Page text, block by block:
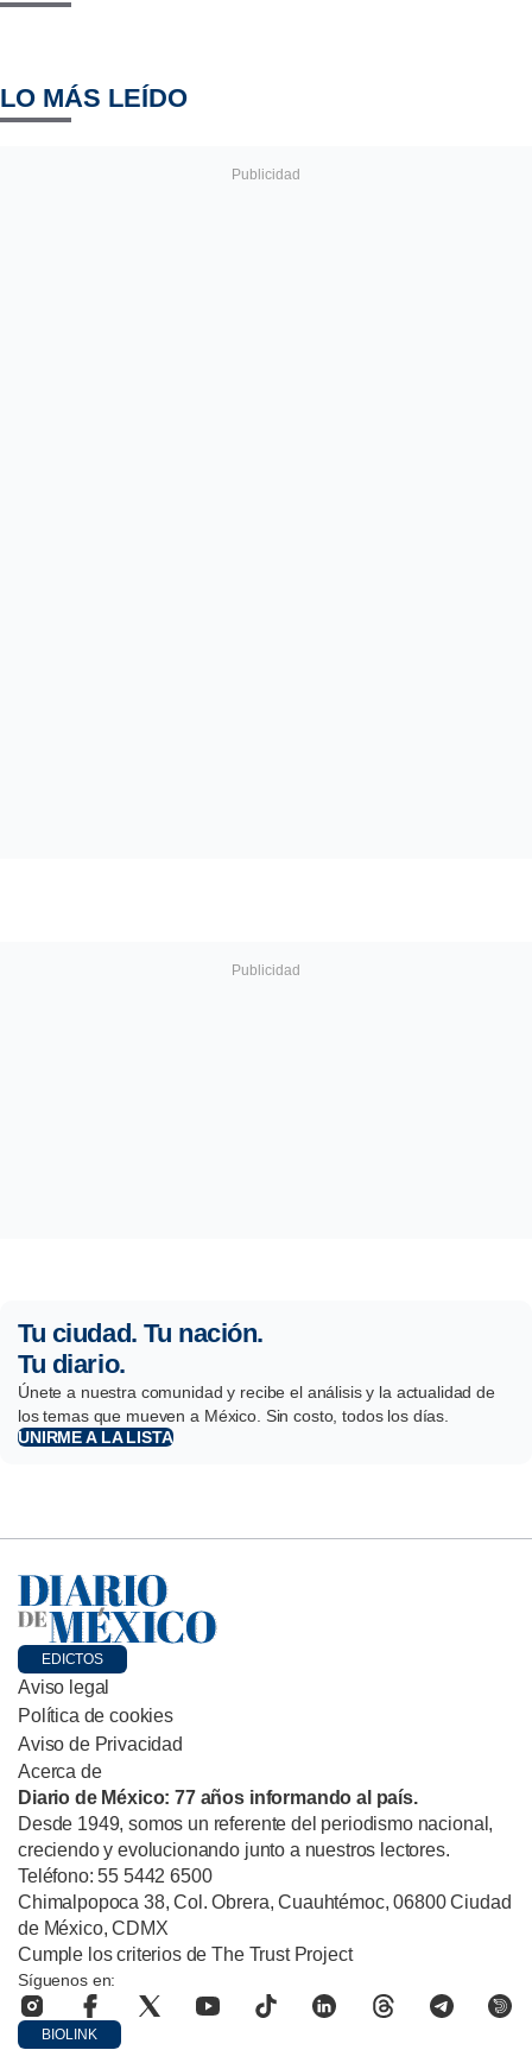
LO MÁS LEÍDO
Tu ciudad. Tu nación.
Tu diario.
Únete a nuestra comunidad y recibe el análisis y la actualidad de
los temas que mueven a México. Sin costo, todos los días.
UNIRME A LA LISTA
EDICTOS
Aviso legal
Política de cookies
Aviso de Privacidad
Acerca de
Diario de México: 77 años informando al país.
Desde 1949, somos un referente del periodismo nacional,
creciendo y evolucionando junto a nuestros lectores.
Teléfono: 55 5442 6500
Chimalpopoca 38, Col. Obrera, Cuauhtémoc, 06800 Ciudad
de México, CDMX
Cumple los criterios de The Trust Project
Síguenos en:
BIOLINK